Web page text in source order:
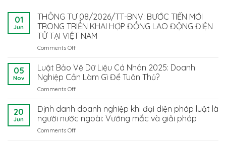
01
Jun
THÔNG TƯ 08/2026/TT-BNV: BƯỚC TIẾN MỚI
TRONG TRIỂN KHAI HỢP ĐỒNG LAO ĐỘNG ĐIỆN
TỬ TẠI VIỆT NAM
Comments Off
TƯ
08/2026/TT-
BNV:
MỚI
TRONG
TRIỂN
05
Nov
Luật Bảo Vệ Dữ Liệu Cá Nhân 2025: Doanh
Nghiệp Cần Làm Gì Để Tuân Thủ?
Comments Off
Bảo
Dữ
20
Jun
Định danh doanh nghiệp khi đại diện pháp luật là
người nước ngoài: Vướng mắc và giải pháp
Comments Off